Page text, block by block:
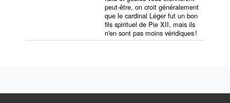
peut-être, on croit généralement
que le cardinal Léger fut un bon
fils spirituel de Pie XII, mais ils
n'en sont pas moins véridiques !